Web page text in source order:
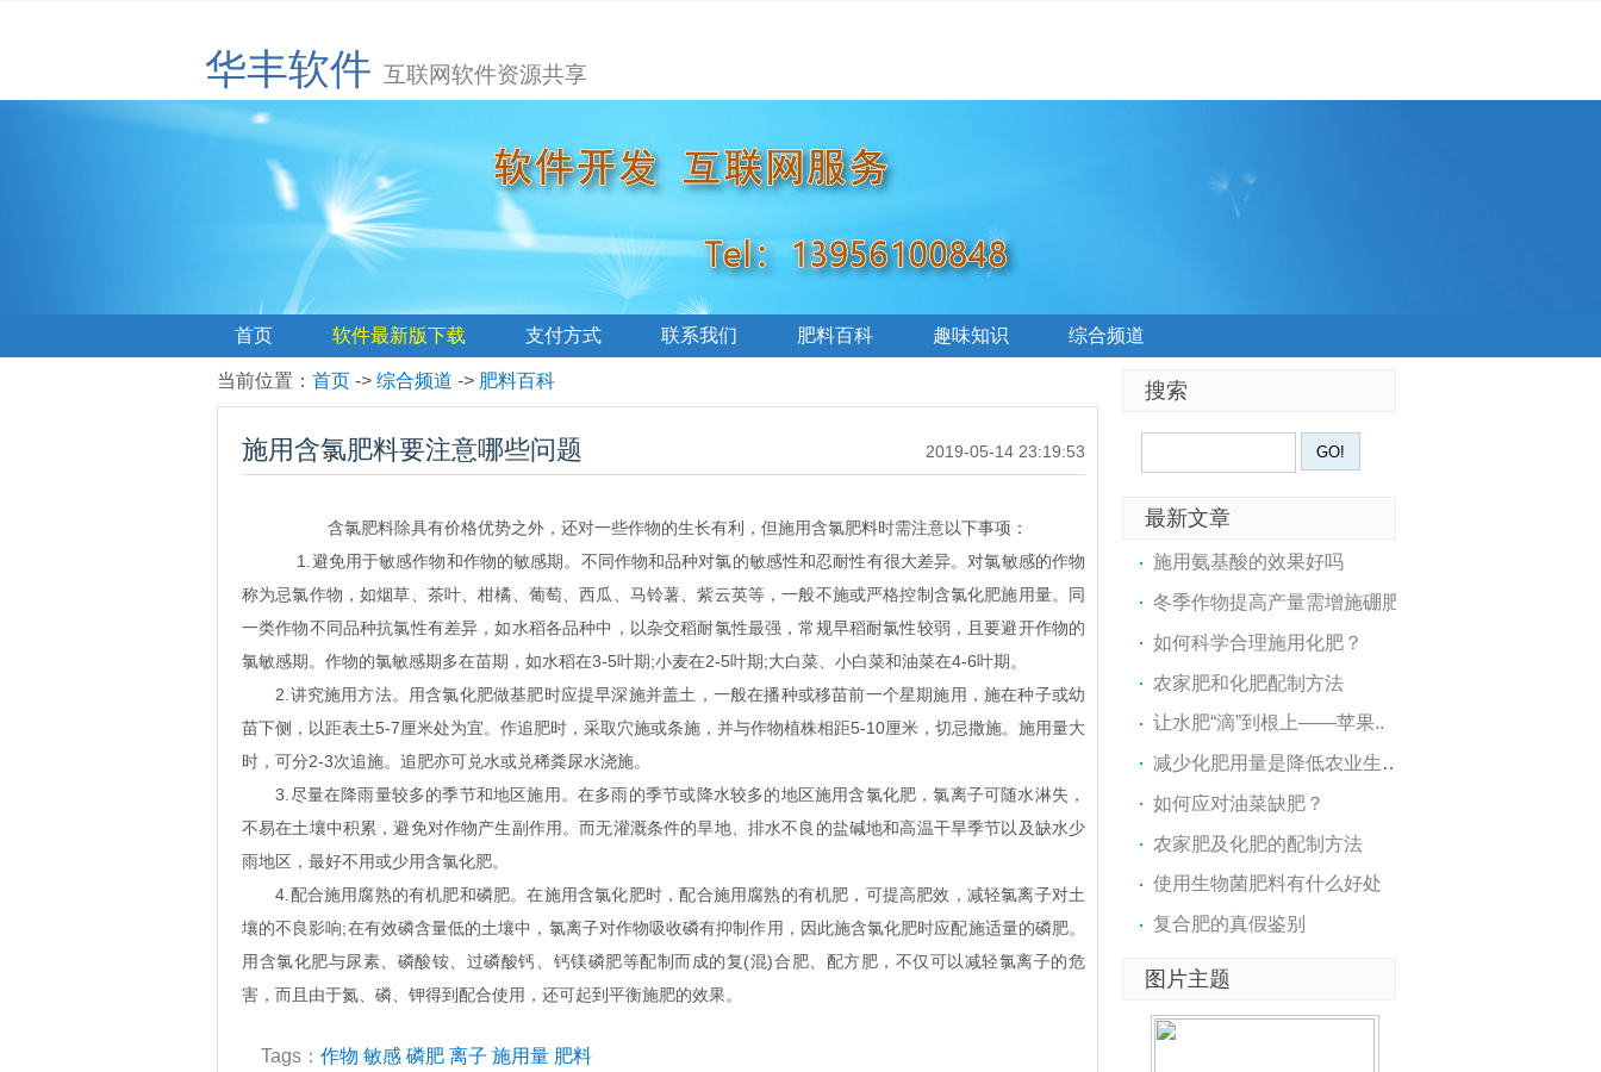
华丰软件 互联网软件资源共享
首页 软件最新版下载 支付方式 联系我们 肥料百科 趣味知识 综合频道
当前位置 ： 首页 -> 综合频道 -> 肥料百科
2019-05-14 23:19:53
施用含氯肥料要注意哪些问题
含氯肥料除具有价格优势之外，还对一些作物的生长有利，但施用含氯肥料时需注意以下事项：
1.避免用于敏感作物和作物的敏感期。不同作物和品种对氯的敏感性和忍耐性有很大差异。对氯敏感的作物
称为忌氯作物，如烟草、茶叶、柑橘、葡萄、西瓜、马铃薯、紫云英等，一般不施或严格控制含氯化肥施用量。同
一类作物不同品种抗氯性有差异，如水稻各品种中，以杂交稻耐氯性最强，常规早稻耐氯性较弱，且要避开作物的
氯敏感期。作物的氯敏感期多在苗期，如水稻在3-5叶期;小麦在2-5叶期;大白菜、小白菜和油菜在4-6叶期。
2.讲究施用方法。用含氯化肥做基肥时应提早深施并盖土，一般在播种或移苗前一个星期施用，施在种子或幼
苗下侧，以距表土5-7厘米处为宜。作追肥时，采取穴施或条施，并与作物植株相距5-10厘米，切忌撒施。施用量大
时，可分2-3次追施。追肥亦可兑水或兑稀粪尿水浇施。
3.尽量在降雨量较多的季节和地区施用。在多雨的季节或降水较多的地区施用含氯化肥，氯离子可随水淋失，
不易在土壤中积累，避免对作物产生副作用。而无灌溉条件的旱地、排水不良的盐碱地和高温干旱季节以及缺水少
雨地区，最好不用或少用含氯化肥。
4.配合施用腐熟的有机肥和磷肥。在施用含氯化肥时，配合施用腐熟的有机肥，可提高肥效，减轻氯离子对土
壤的不良影响;在有效磷含量低的土壤中，氯离子对作物吸收磷有抑制作用，因此施含氯化肥时应配施适量的磷肥。
用含氯化肥与尿素、磷酸铵、过磷酸钙、钙镁磷肥等配制而成的复(混)合肥、配方肥，不仅可以减轻氯离子的危
害，而且由于氮、磷、钾得到配合使用，还可起到平衡施肥的效果。
Tags： 作物 敏感 磷肥 离子 施用量 肥料
搜索
最新文章
施用氨基酸的效果好吗
冬季作物提高产量需增施硼肥
如何科学合理施用化肥？
农家肥和化肥配制方法
让水肥“滴”到根上——苹果..
减少化肥用量是降低农业生产..
如何应对油菜缺肥？
农家肥及化肥的配制方法
使用生物菌肥料有什么好处
复合肥的真假鉴别
图片主题